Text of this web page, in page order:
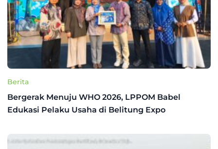
Berita
Bergerak Menuju WHO 2026, LPPOM Babel
Edukasi Pelaku Usaha di Belitung Expo